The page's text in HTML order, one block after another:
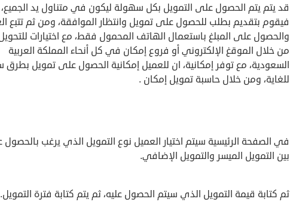
قد يتم يتم الحصول على التمويل بكل سهولة ليكون في متناول يد الجميع،
فيقوم بتقديم بطلب للحصول على تمويل وانتظار الموافقة، ومن ثم تتبع
والحصول على المبلغ باستعمال الهاتف المحمول فقط، مع اختيارات
من خلال الموقغ الإلكتروني أو فروع إمكان في كل أنحاء المملكة العربية
السعودية، مع توفر إمكانية، ان للعميل إمكانية الحصول على تمويل
للغاية، ومن خلال حاسبة تمويل إمكان .
في الصفحة الرئيسية سيتم اختيار العميل نوع التمويل الذي يرغب بالحصول
بين التمويل الميسر والتمويل الإضافي.
ثم كتابة قيمة التمويل الذي سيتم الحصول عليه، ثم يتم كتابة فترة التمويل.